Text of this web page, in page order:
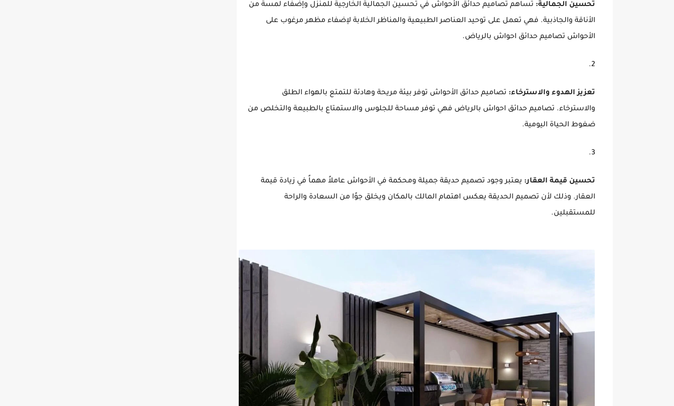
تحسين الجمالية: تساهم تصاميم حدائق الأحواش في تحسين الجمالية الخارجية للمنزل وإضفاء لمسة من
الأناقة والجاذبية. فهي تعمل على توحيد العناصر الطبيعية والمناظر الخلابة لإضفاء مظهر مرغوب على
الأحواش تصاميم حدائق احواش بالرياض.
تعزيز الهدوء والاسترخاء: تصاميم حدائق الأحواش توفر بيئة مريحة وهادئة للتمتع بالهواء الطلق
والاسترخاء. تصاميم حدائق احواش بالرياض فهي توفر مساحة للجلوس والاستمتاع بالطبيعة والتخلص من
ضغوط الحياة اليومية.
تحسين قيمة العقار: يعتبر وجود تصميم حديقة جميلة ومحكمة في الأحواش عاملاً مهماً في زيادة قيمة
العقار. وذلك لأن تصميم الحديقة يعكس اهتمام المالك بالمكان ويخلق جوًا من السعادة والراحة
للمستقبلين.